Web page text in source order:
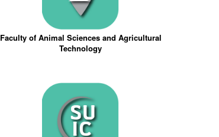
Faculty of Animal Sciences and Agricultural
Technology